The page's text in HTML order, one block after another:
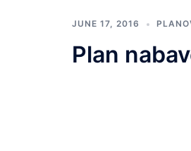
JUNE 17, 2016
Plan